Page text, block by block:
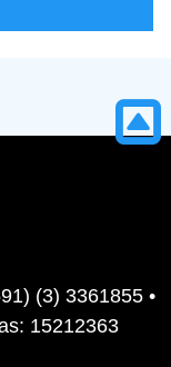
(3) 3361855 •
15212363